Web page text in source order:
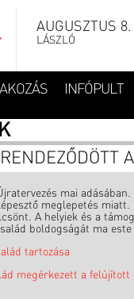
AUGUSZTUS 8.
LÁSZLÓ
INFÓPULT
mai
meglepetés
A helyiek és a
boldogságát ma
tartozása
megérkezett a felújított